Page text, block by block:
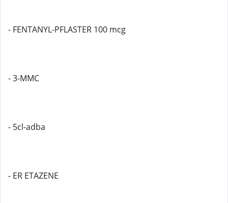
- FENTANYL-PFLASTER 100 mcg
- 3-MMC
- 5cl-adba
- ER ETAZENE